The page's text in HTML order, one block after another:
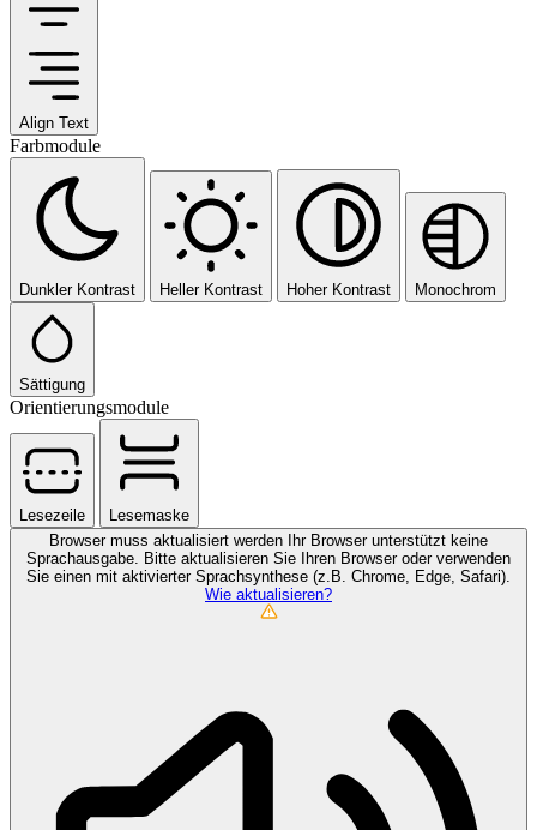
Align Text
Farbmodule
Dunkler Kontrast Heller Kontrast Hoher Kontrast Monochrom
Sättigung
Orientierungsmodule
Lesezeile
Lesemaske
Browser muss aktualisiert werden
Ihr Browser unterstützt keine
Sprachausgabe. Bitte aktualisieren Sie Ihren Browser oder verwenden
Sie einen mit aktivierter Sprachsynthese (z.B. Chrome, Edge, Safari).
Wie aktualisieren?